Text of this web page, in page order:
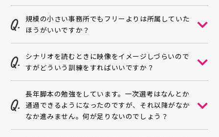
規模の小さい事務所でもフリーよりは所属していた
ほうがいいですか？
シナリオを読むときに映像をイメージしづらいので
すがどういう訓練をすればいいですか？
長年脚本の勉強をしています。一次選考はなんとか
通過できるようになったのですが、それ以降がなか
なか進みません。何が足りないのでしょう？